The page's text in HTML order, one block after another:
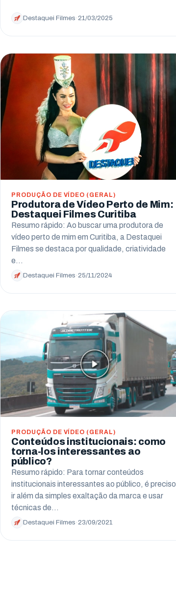
Destaquei Filmes ·21/03/2025
PRODUÇÃO DE VÍDEO (GERAL)
Produtora de Vídeo Perto de Mim:
Destaquei Filmes Curitiba
Resumo rápido: Ao buscar uma produtora de
vídeo perto de mim em Curitiba, a Destaquei
Filmes se destaca por qualidade, criatividade
e…
Destaquei Filmes ·25/11/2024
PRODUÇÃO DE VÍDEO (GERAL)
Conteúdos institucionais: como
torna-los interessantes ao
público?
Resumo rápido: Para tornar conteúdos
institucionais interessantes ao público, é preciso
ir além da simples exaltação da marca e usar
técnicas de…
Destaquei Filmes ·23/09/2021